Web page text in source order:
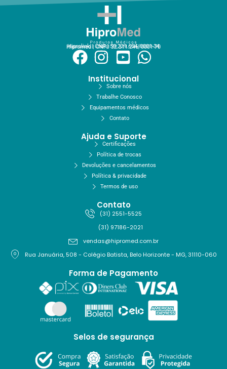
Hiprolink | CNPJ 59.229.654/0001-34
Hipromed | CNPJ 32.311.246/0001-70
Institucional
Sobre nós
Trabalhe Conosco
Equipamentos médicos
Contato
Ajuda e Suporte
Certificações
Política de trocas
Devoluções e cancelamentos
Política & privacidade
Termos de uso
Contato
(31) 2551-5525
(31) 97186-2021
vendas@hipromed.com.br
Rua Januária, 508 - Colégio Batista, Belo Horizonte - MG, 31110-060
Forma de Pagamento
Selos de segurança